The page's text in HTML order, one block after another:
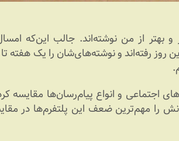
بهتر از من نوشته‌اند. جالب این‌که
اجتماعی و انواع پیام‌رسان‌ها مقایسه
را مهم‌ترین ضعف این پلتفرم‌ها در